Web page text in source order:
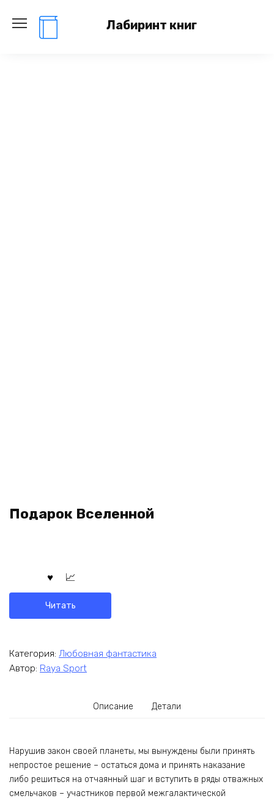
содержанию
Лабиринт книг
Подарок Вселенной
Читать
Категория: Любовная фантастика
Автор: Raya Sport
Описание Детали
Нарушив закон своей планеты, мы вынуждены были принять
непростое решение – остаться дома и принять наказание
либо решиться на отчаянный шаг и вступить в ряды отважных
смельчаков – участников первой межгалактической